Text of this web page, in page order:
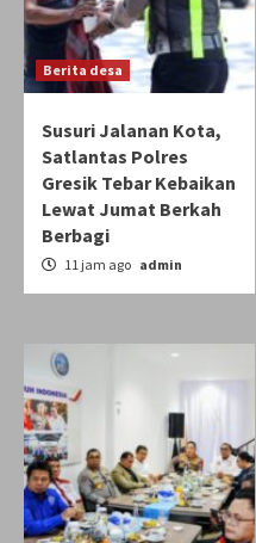
Berita desa
Susuri Jalanan Kota,
Satlantas Polres
Gresik Tebar Kebaikan
Lewat Jumat Berkah
Berbagi
11 jam ago admin